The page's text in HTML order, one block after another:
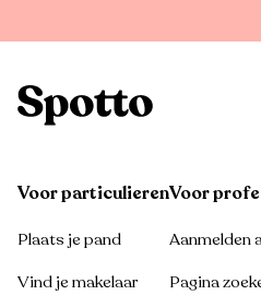
Voor particulieren
Plaats je pand
Vind je makelaar
Voor
Aanmelden
Pagina